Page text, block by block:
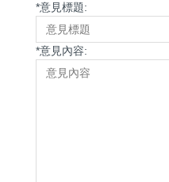
*意見標題:
*意見內容: